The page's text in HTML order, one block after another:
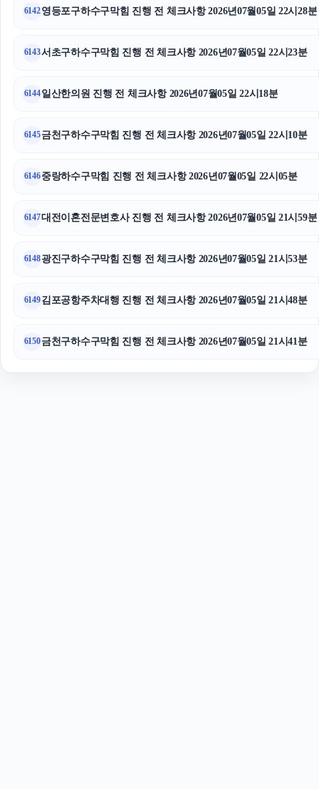
하남하수구막힘
강남음주운전변호사
6142영등포구하수구막힘 진행 전 체크사항 2026년07월05일 22시28분
6143서초구하수구막힘 진행 전 체크사항 2026년07월05일 22시23분
6144일산한의원 진행 전 체크사항 2026년07월05일 22시18분
6145금천구하수구막힘 진행 전 체크사항 2026년07월05일 22시10분
6146중랑하수구막힘 진행 전 체크사항 2026년07월05일 22시05분
6147대전이혼전문변호사 진행 전 체크사항 2026년07월05일 21시59분
6148광진구하수구막힘 진행 전 체크사항 2026년07월05일 21시53분
6149김포공항주차대행 진행 전 체크사항 2026년07월05일 21시48분
6150금천구하수구막힘 진행 전 체크사항 2026년07월05일 21시41분